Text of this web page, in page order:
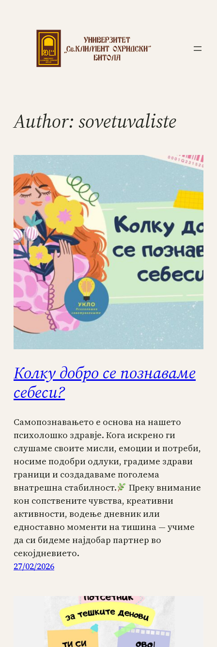
Author: sovetuvaliste
Колку добро се познаваме
себеси?
Самопознавањето е основа на нашето
психолошко здравје. Кога искрено ги
слушаме своите мисли, емоции и потреби,
носиме подобри одлуки, градиме здрави
граници и создадаваме поголема
внатрешна стабилност.
Преку внимание
кон сопствените чувства, креативни
активности, водење дневник или
едноставно моменти на тишина — учиме
да си бидеме најдобар партнер во
секојдневието.
27/02/2026